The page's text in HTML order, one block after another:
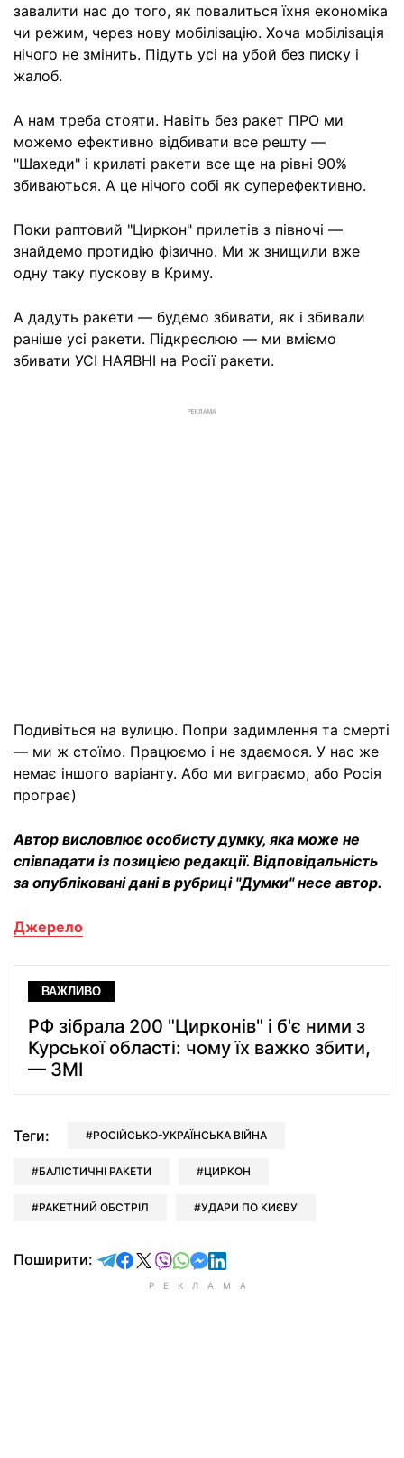
завалити нас до того, як повалиться їхня економіка
чи режим, через нову мобілізацію. Хоча мобілізація
нічого не змінить. Підуть усі на убой без писку і
жалоб.
А нам треба стояти. Навіть без ракет ПРО ми
можемо ефективно відбивати все решту —
"Шахеди" і крилаті ракети все ще на рівні 90%
збиваються. А це нічого собі як суперефективно.
Поки раптовий "Циркон" прилетів з півночі —
знайдемо протидію фізично. Ми ж знищили вже
одну таку пускову в Криму.
А дадуть ракети — будемо збивати, як і збивали
раніше усі ракети. Підкреслюю — ми вміємо
збивати УСІ НАЯВНІ на Росії ракети.
РЕКЛАМА
Подивіться на вулицю. Попри задимлення та смерті
— ми ж стоїмо. Працюємо і не здаємося. У нас же
немає іншого варіанту. Або ми виграємо, або Росія
програє)
Автор висловлює особисту думку, яка може не
співпадати із позицією редакції. Відповідальність
за опубліковані дані в рубриці "Думки" несе автор.
Джерело
ВАЖЛИВО
РФ зібрала 200 "Цирконів" і б'є ними з
Курської області: чому їх важко збити,
— ЗМІ
Теги: РОСІЙСЬКО-УКРАЇНСЬКА ВІЙНА
БАЛІСТИЧНІ РАКЕТИ ЦИРКОН
РАКЕТНИЙ ОБСТРІЛ УДАРИ ПО КИЄВУ
Поширити: відправити у Telegram
поділитись у Facebook
поділитись у X
відправити у Viber
відправити у Whatsapp
відправити у Messenger
відправити у LinkedIn